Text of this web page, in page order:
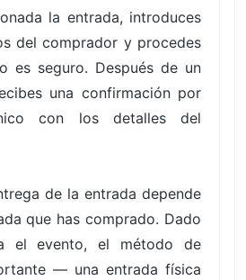
la entrada, introduces
del comprador y procedes
es seguro. Después de un
una confirmación por
con los detalles del
de la entrada depende
que has comprado. Dado
el evento, el método de
— una entrada física